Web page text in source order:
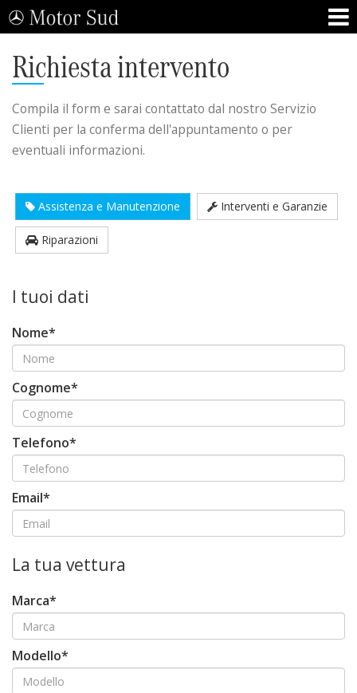
Richiesta intervento
Compila il form e sarai contattato dal nostro Servizio
Clienti per la conferma dell'appuntamento o per
eventuali informazioni.
Assistenza e Manutenzione Interventi e Garanzie
Riparazioni
I tuoi dati
Nome*
Cognome*
Telefono*
Email*
La tua vettura
Marca*
Modello*